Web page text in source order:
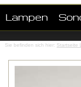
Lampen
Sie befinden sich hier: Startseite